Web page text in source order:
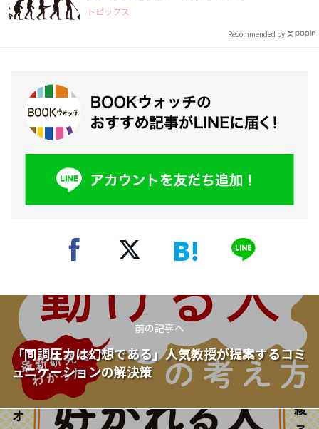
トピックス
Recommended by
前の記事へ
「同調圧力は幻想である」人気教授が提案するコミ
ュニケーションの解決策